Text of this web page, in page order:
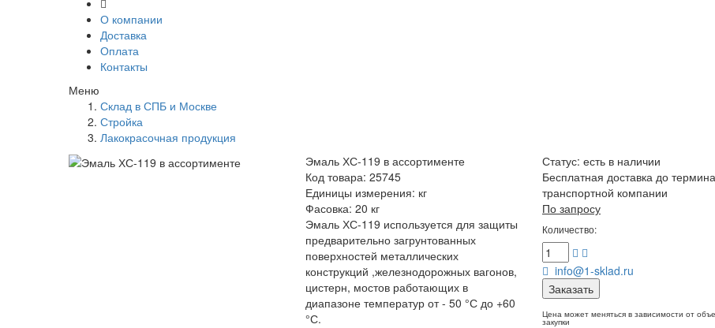
О компании
Доставка
Оплата
Контакты
Меню
Склад в СПБ и Москве
Стройка
Лакокрасочная продукция
Эмаль ХС-119 в ассортименте
Код товара: 25745
Единицы измерения: кг
Фасовка: 20 кг
Эмаль ХС-119 используется для защиты
предварительно загрунтованных
поверхностей металлических
конструкций ,железнодорожных вагонов,
цистерн, мостов работающих в
диапазоне температур от - 50 °С до +60
°С.
Статус: есть в наличии
Бесплатная доставка до
транспортной компании
По запросу
Количество:
info@1-sklad.ru
Заказать
Цена может меняться в зависимости от
закупки